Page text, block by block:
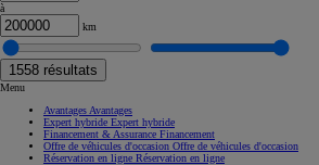
à
km
1558 résultats
Menu
Avantages Avantages
Expert hybride Expert hybride
Financement & Assurance Financement
Offre de véhicules d'occasion Offre de véhicules d'occasion
Réservation en ligne Réservation en ligne